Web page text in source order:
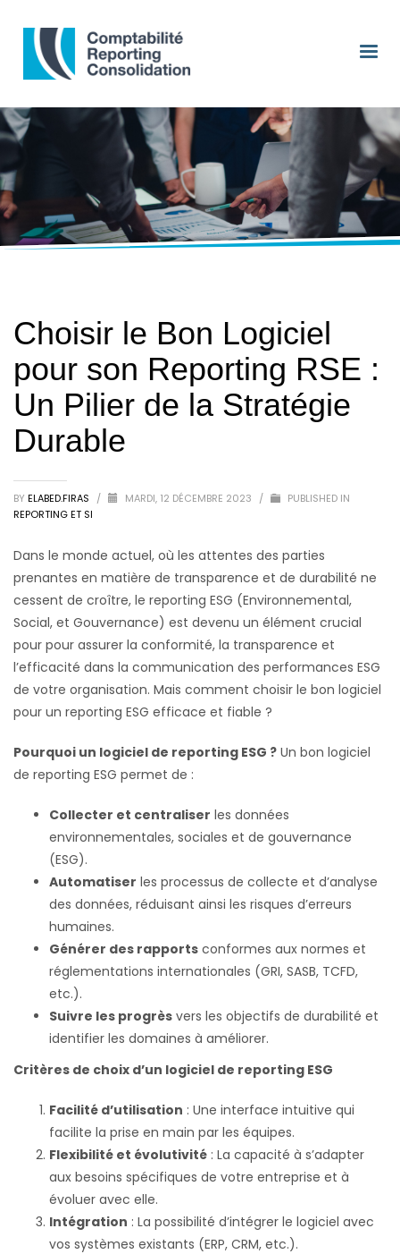
Choisir le Bon Logiciel
pour son Reporting RSE :
Un Pilier de la Stratégie
Durable
BY ELABED.FIRAS / MARDI, 12 DÉCEMBRE 2023 /
PUBLISHED IN
REPORTING ET SI
Dans le monde actuel, où les attentes des parties
prenantes en matière de transparence et de durabilité ne
cessent de croître, le reporting ESG (Environnemental,
Social, et Gouvernance) est devenu un élément crucial
pour pour assurer la conformité, la transparence et
l’efficacité dans la communication des performances ESG
de votre organisation. Mais comment choisir le bon logiciel
pour un reporting ESG efficace et fiable ?
Pourquoi un logiciel de reporting ESG ? Un bon logiciel
de reporting ESG permet de :
Collecter et centraliser les données
environnementales, sociales et de gouvernance
(ESG).
Automatiser les processus de collecte et d’analyse
des données, réduisant ainsi les risques d’erreurs
humaines.
Générer des rapports conformes aux normes et
réglementations internationales (GRI, SASB, TCFD,
etc.).
Suivre les progrès vers les objectifs de durabilité et
identifier les domaines à améliorer.
Critères de choix d’un logiciel de reporting ESG
Facilité d’utilisation : Une interface intuitive qui
facilite la prise en main par les équipes.
Flexibilité et évolutivité : La capacité à s’adapter
aux besoins spécifiques de votre entreprise et à
évoluer avec elle.
Intégration : La possibilité d’intégrer le logiciel avec
vos systèmes existants (ERP, CRM, etc.).